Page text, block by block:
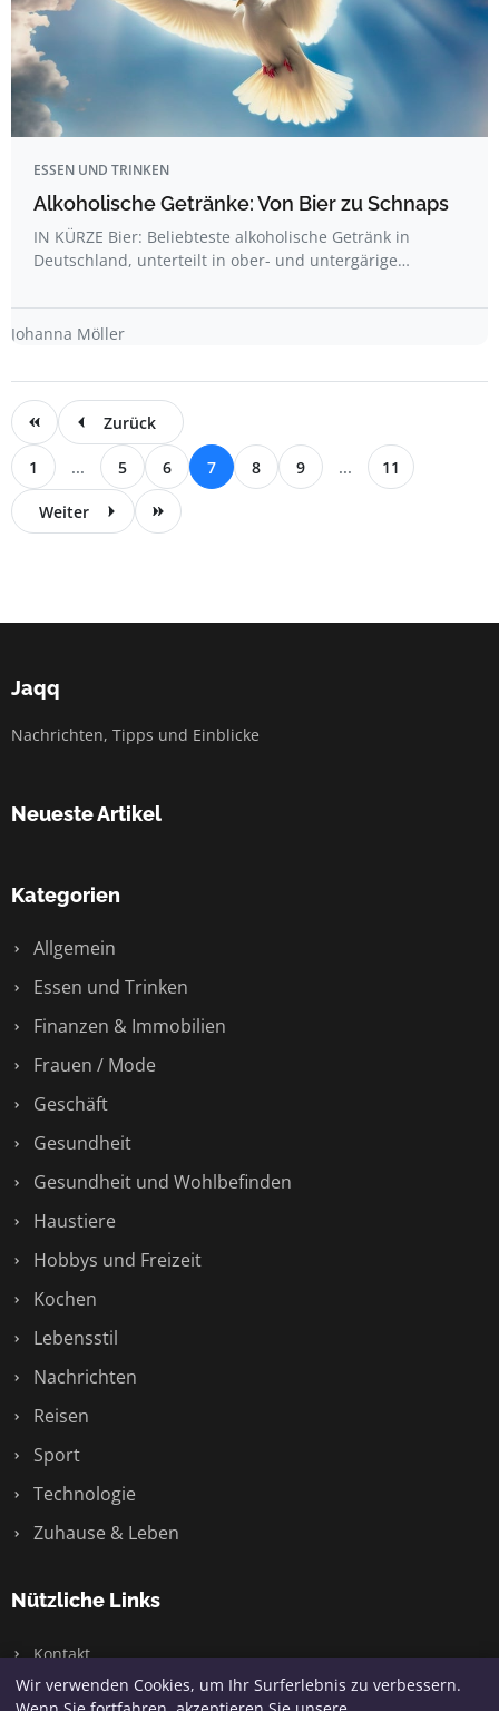
ESSEN UND TRINKEN
Alkoholische Getränke: Von Bier zu Schnaps
IN KÜRZE Bier: Beliebteste alkoholische Getränk in
Deutschland, unterteilt in ober- und untergärige…
Johanna Möller
Zurück
1 ... 5 6 7 8 9 ... 11
Weiter
Jaqq
Nachrichten, Tipps und Einblicke
Neueste Artikel
Kategorien
Allgemein
Essen und Trinken
Finanzen & Immobilien
Frauen / Mode
Geschäft
Gesundheit
Gesundheit und Wohlbefinden
Haustiere
Hobbys und Freizeit
Kochen
Lebensstil
Nachrichten
Reisen
Sport
Technologie
Zuhause & Leben
Nützliche Links
Kontakt
Wir verwenden Cookies, um Ihr Surferlebnis zu verbessern.